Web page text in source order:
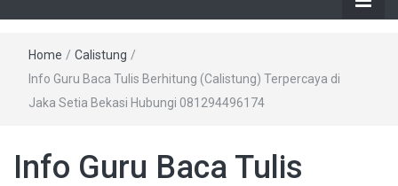
Home / Calistung /
Info Guru Baca Tulis Berhitung (Calistung) Terpercaya di
Jaka Setia Bekasi Hubungi 081294496174
Info Guru Baca Tulis